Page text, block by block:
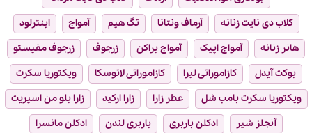
کلاب دی نایت زنانه
آرماف ونتانا تگ هیم آمواج
اینترلود
هانر زنانه
آمواج اپیک آمواج براکن زرجوف
زرجوف مفیستو
بوکت آیدل
کازاموراتی لیرا کازاموراتی لاتوسکا
ویکتوریا سکرت
ویکتوریا سکرت بامب شل
عطر زارا زارا ارکید
زارا بلو من اسپریت
آنجلز شیر
ادکلن باربری باربری لندن
ادکلن مانسرا